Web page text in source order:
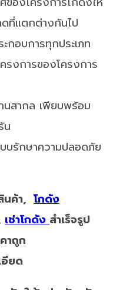
ที่แตกต่างกันไป
กอบการทุกประเภท
รงการของโครงการ
นสากล เพียบพร้อม
น
บบรักษาความปลอดภัย
นค้า, โกดัง
เช่าโกดังสำเร็จรูป
าถูก
อียด